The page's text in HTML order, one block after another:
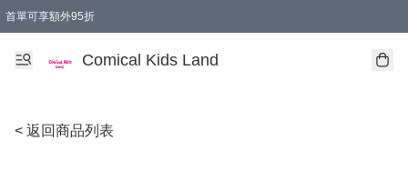
首單可享額外95折
Comical Kids Land
< 返回商品列表